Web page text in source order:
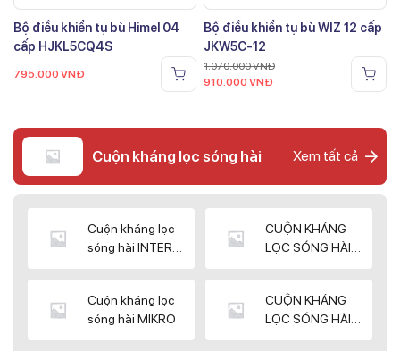
Bộ điều khiển tụ bù Himel 04
cấp HJKL5CQ4S
795.000 VNĐ
Bộ điều khiển tụ bù WIZ 12 cấp
JKW5C-12
1.070.000VNĐ
910.000 VNĐ
Cuộn kháng lọc sóng hài Xem tất cả
Cuộn kháng lọc
sóng hài INTER
CUỘN KHÁNG
LỌC SÓNG HÀI
Cuộn kháng lọc
sóng hài MIKRO
CUỘN KHÁNG
LỌC SÓNG HÀI